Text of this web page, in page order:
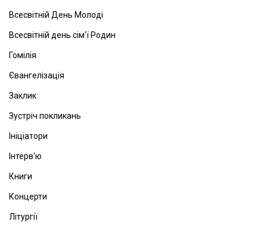
Всесвітній День Молоді
Всесвітній день сім'ї Родин
Гомілія
Євангелізація
Заклик
Зустріч покликань
Ініціатори
Інтерв'ю
Книги
Концерти
Літургії